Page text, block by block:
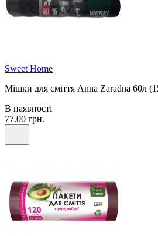
Sweet Home
Мішки для сміття Anna Zaradna 60л
В наявності
77.00 грн.